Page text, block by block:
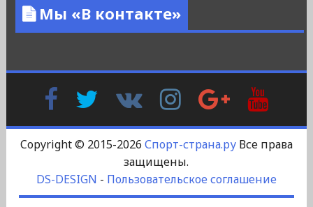
Мы «В контакте»
FacebookTwitter
Контакте
InstagramGoogle
Plus
Copyright © 2015-2026 Спорт-страна.руВсе права
защищены.
DS-DESIGN - Пользовательское соглашение